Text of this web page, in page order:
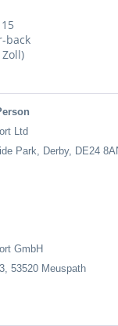
back
Ltd
Park, Derby, DE24
GmbH
53520 Meuspath